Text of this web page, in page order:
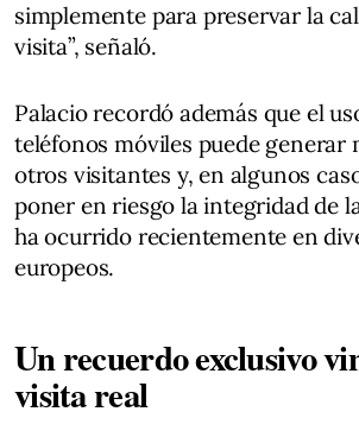
simplemente para preservar la
visita”, señaló.
Palacio recordó además que el
teléfonos móviles puede generar
otros visitantes y, en algunos
poner en riesgo la integridad de
ha ocurrido recientemente en
europeos.
Un recuerdo exclusivo
visita real